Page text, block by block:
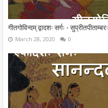
गीतगोविन्दम् द्वादशः सर्गः - सुप्रीतपीताम्बरः
March 28, 2020 0